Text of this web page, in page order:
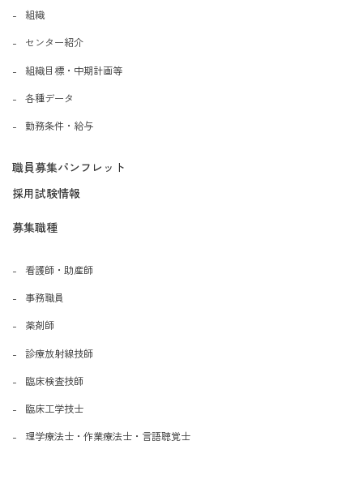
組織
センター紹介
組織目標・中期計画等
各種データ
勤務条件・給与
職員募集パンフレット
採用試験情報
募集職種
看護師・助産師
事務職員
薬剤師
診療放射線技師
臨床検査技師
臨床工学技士
理学療法士・作業療法士・言語聴覚士